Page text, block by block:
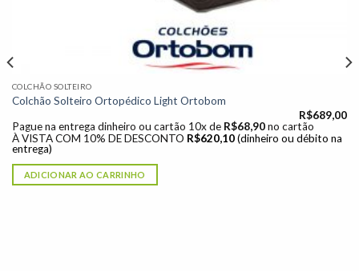
COLCHÃO SOLTEIRO
Colchão Solteiro Ortopédico Light Ortobom
R$689,00
Pague na entrega dinheiro ou cartão 10x de R$68,90 no cartão
À VISTA COM 10% DE DESCONTO R$620,10 (dinheiro ou débito na
entrega)
ADICIONAR AO CARRINHO